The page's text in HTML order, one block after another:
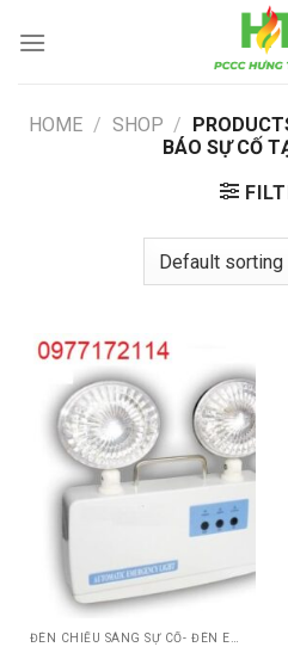
HOME / SHOP /
BÁO SỰ CỐ